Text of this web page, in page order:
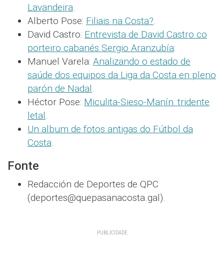
Lavandeira
Alberto Pose: Filiais na Costa?
David Castro: Entrevista de David Castro co
porteiro cabanés Sergio Aranzubía:
Manuel Varela: Analizando o estado de
saúde dos equipos da Liga da Costa en pleno
parón de Nadal
Héctor Pose: Miculita-Sieso-Manín: tridente
letal
Un album de fotos antigas do Fútbol da
Costa
Fonte
Redacción de Deportes de QPC
(deportes@quepasanacosta.gal).